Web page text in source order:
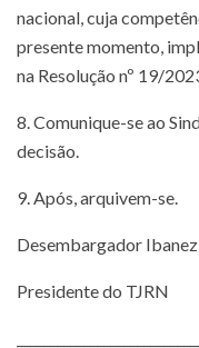
nacional, cuja
presente momento,
na Resolução nº 19/
8. Comunique-se ao
decisão.
9. Após, arquivem-se.
Desembargador
Presidente do TJRN